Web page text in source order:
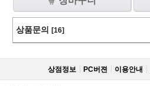
상품문의 [16]
상점정보 PC버젼 이용안내